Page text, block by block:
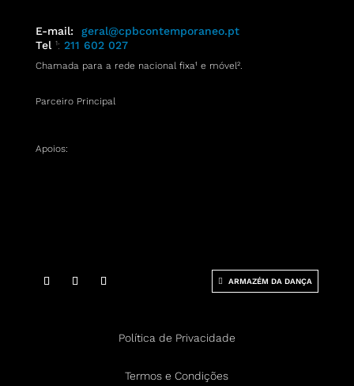
E-mail:
geral@cpbcontemporaneo.pt
Tel ¹: 211 602 027
Chamada para a rede nacional fixa¹ e móvel².
Parceiro Principal
Apoios:
ARMAZÉM DA DANÇA
Política de Privacidade
Termos e Condições